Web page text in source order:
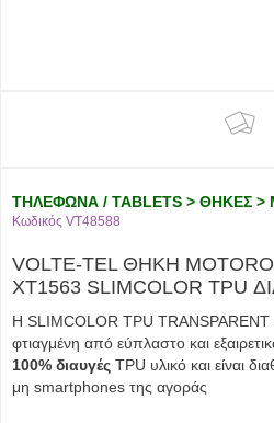
ΤΗΛΕΦΩΝΑ / TABLETS > ΘΗΚΕΣ >
Κωδικός VT48588
VOLTE-TEL ΘΗΚΗ
XT1563 SLIMCOLOR TPU
Η SLIMCOLOR TPU TRANSPARENT
φτιαγμένη από εύπλαστο και
100% διαυγές TPU υλικό και είναι
μη smartphones της αγοράς